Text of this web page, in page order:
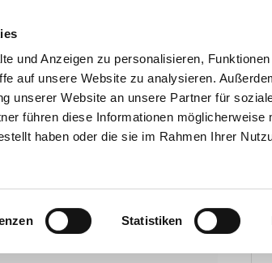
und Anzeigen zu personalisieren,
auf unsere Website zu analysieren.
unserer Website an unsere Partner für
führen diese Informationen möglicherweise
haben oder die sie im Rahmen Ihrer
Statistiken